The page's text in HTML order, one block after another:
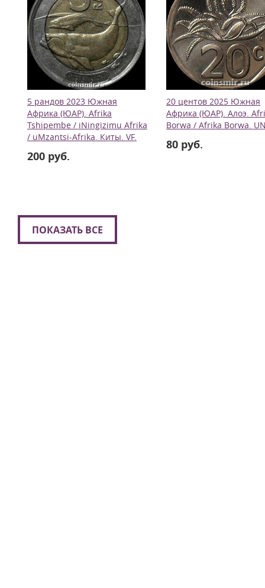
5 рандов 2023 Южная
Африка (ЮАР). Afrika
Tshipembe / iNingizimu Afrika
/ uMzantsi-Afrika. Киты. VF.
200 руб.
20 центов 2025 Южная
Африка (ЮАР). Алоэ.
Borwa / Afrika Borwa.
80 руб.
ПОКАЗАТЬ ВСЕ